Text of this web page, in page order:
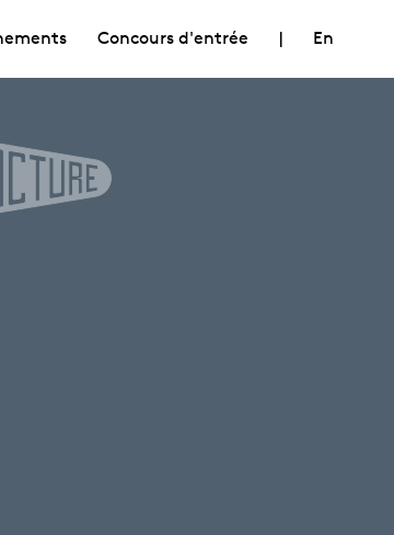
Concours d'entrée | En